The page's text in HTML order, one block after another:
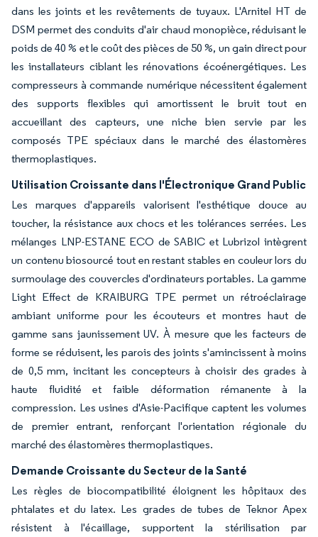
dans les joints et les revêtements de tuyaux. L'Arnitel HT de
DSM permet des conduits d'air chaud monopièce, réduisant le
poids de 40 % et le coût des pièces de 50 %, un gain direct pour
les installateurs ciblant les rénovations écoénergétiques. Les
compresseurs à commande numérique nécessitent également
des supports flexibles qui amortissent le bruit tout en
accueillant des capteurs, une niche bien servie par les
composés TPE spéciaux dans le marché des élastomères
thermoplastiques.
Utilisation Croissante dans l'Électronique Grand Public
Les marques d'appareils valorisent l'esthétique douce au
toucher, la résistance aux chocs et les tolérances serrées. Les
mélanges LNP-ESTANE ECO de SABIC et Lubrizol intègrent
un contenu biosourcé tout en restant stables en couleur lors du
surmoulage des couvercles d'ordinateurs portables. La gamme
Light Effect de KRAIBURG TPE permet un rétroéclairage
ambiant uniforme pour les écouteurs et montres haut de
gamme sans jaunissement UV. À mesure que les facteurs de
forme se réduisent, les parois des joints s'amincissent à moins
de 0,5 mm, incitant les concepteurs à choisir des grades à
haute fluidité et faible déformation rémanente à la
compression. Les usines d'Asie-Pacifique captent les volumes
de premier entrant, renforçant l'orientation régionale du
marché des élastomères thermoplastiques.
Demande Croissante du Secteur de la Santé
Les règles de biocompatibilité éloignent les hôpitaux des
phtalates et du latex. Les grades de tubes de Teknor Apex
résistent à l'écaillage, supportent la stérilisation par